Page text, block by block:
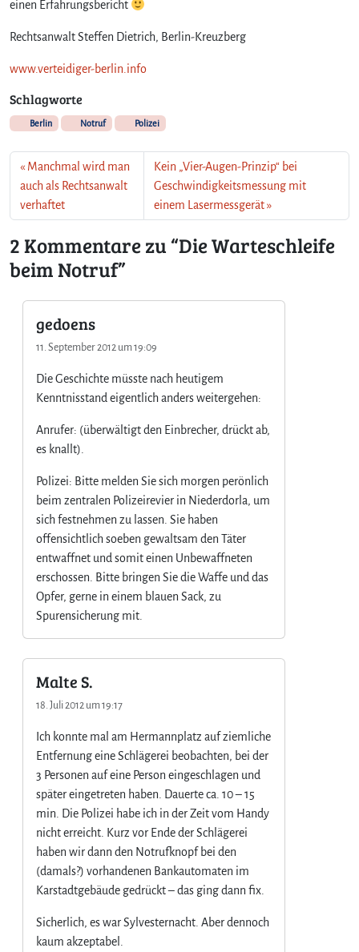
einen Erfahrungsbericht
Rechtsanwalt Steffen Dietrich, Berlin-Kreuzberg
www.verteidiger-berlin.info
Schlagworte
Berlin Notruf Polizei
Manchmal wird man
auch als Rechtsanwalt
verhaftet
Kein „Vier-Augen-Prinzip“ bei
Geschwindigkeitsmessung mit
einem Lasermessgerät
2 Kommentare zu “Die Warteschleife
beim Notruf”
gedoens
11. September 2012 um 19:09
Die Geschichte müsste nach heutigem
Kenntnisstand eigentlich anders weitergehen:
Anrufer: (überwältigt den Einbrecher, drückt ab,
es knallt).
Polizei: Bitte melden Sie sich morgen perönlich
beim zentralen Polizeirevier in Niederdorla, um
sich festnehmen zu lassen. Sie haben
offensichtlich soeben gewaltsam den Täter
entwaffnet und somit einen Unbewaffneten
erschossen. Bitte bringen Sie die Waffe und das
Opfer, gerne in einem blauen Sack, zu
Spurensicherung mit.
Malte S.
18. Juli 2012 um 19:17
Ich konnte mal am Hermannplatz auf ziemliche
Entfernung eine Schlägerei beobachten, bei der
3 Personen auf eine Person eingeschlagen und
später eingetreten haben. Dauerte ca. 10 – 15
min. Die Polizei habe ich in der Zeit vom Handy
nicht erreicht. Kurz vor Ende der Schlägerei
haben wir dann den Notrufknopf bei den
(damals?) vorhandenen Bankautomaten im
Karstadtgebäude gedrückt – das ging dann fix.
Sicherlich, es war Sylvesternacht. Aber dennoch
kaum akzeptabel.